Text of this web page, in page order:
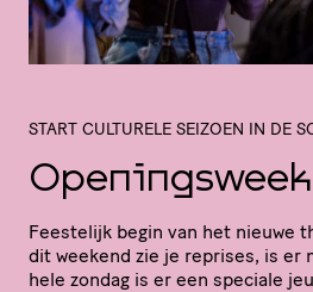
START CULTURELE SEIZOEN IN DE
Feestelijk begin van het nieuwe
dit weekend zie je reprises, is er
hele zondag is er een speciale